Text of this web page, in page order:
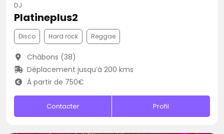
DJ
Platineplus2
Disco Hard rock Reggae
Châbons (38)
Déplacement jusqu’à 200 kms
À partir de 750€
Contacter Profil